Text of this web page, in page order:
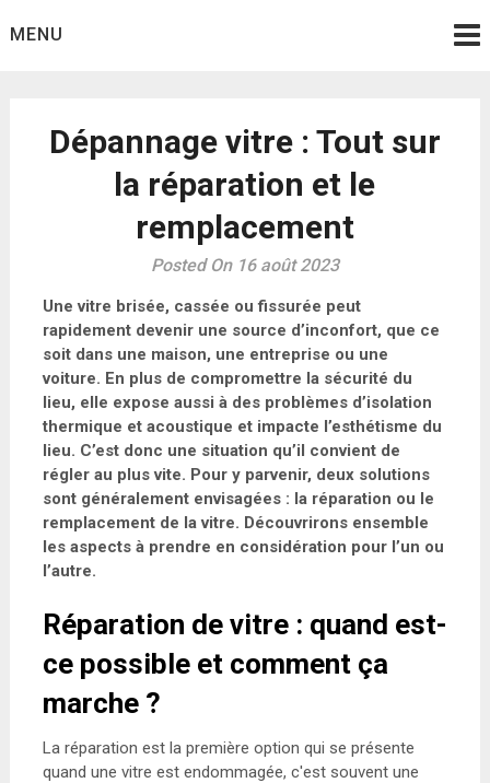
toMENU
Dépannage vitre : Tout sur
la réparation et le
remplacement
Posted On 16 août 2023
Une vitre brisée, cassée ou fissurée peut
rapidement devenir une source d’inconfort, que ce
soit dans une maison, une entreprise ou une
voiture. En plus de compromettre la sécurité du
lieu, elle expose aussi à des problèmes d’isolation
thermique et acoustique et impacte l’esthétisme du
lieu. C’est donc une situation qu’il convient de
régler au plus vite. Pour y parvenir, deux solutions
sont généralement envisagées : la réparation ou le
remplacement de la vitre. Découvrirons ensemble
les aspects à prendre en considération pour l’un ou
l’autre.
Réparation de vitre : quand est-
ce possible et comment ça
marche ?
La réparation est la première option qui se présente
quand une vitre est endommagée, c'est souvent une